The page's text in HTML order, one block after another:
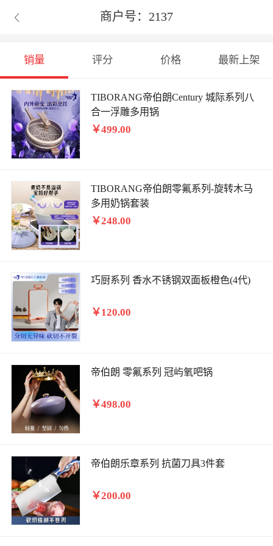
 商户号：2137
销量 评分 价格 最新上架
TIBORANG帝伯朗Century 城际系列八
合一浮雕多用锅
￥499.00
TIBORANG帝伯朗零氟系列-旋转木马
多用奶锅套装
￥248.00
巧厨系列 香水不锈钢双面板橙色(4代)
￥120.00
帝伯朗 零氟系列 冠屿氧吧锅
￥498.00
帝伯朗乐章系列 抗菌刀具3件套
￥200.00